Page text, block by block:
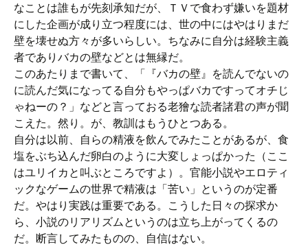
なことは誰もが先刻承知だが、ＴＶで食わず嫌いを題材
にした企画が成り立つ程度には、世の中にはやはりまだ
壁を壊せぬ方々が多いらしい。ちなみに自分は経験主義
者でありバカの壁などとは無縁だ。
このあたりまで書いて、「『バカの壁』を読んでないの
に読んだ気になってる自分もやっぱバカですってオチじ
ゃねーの？」などと言っておる老獪な読者諸君の声が聞
こえた。然り。が、教訓はもうひとつある。
自分は以前、自らの精液を飲んでみたことがあるが、食
塩をぶち込んだ卵白のように大変しょっぱかった（ここ
はユリイカと叫ぶところですよ）。官能小説やエロティ
ックなゲームの世界で精液は「苦い」というのが定番
だ。やはり実践は重要である。こうした日々の探求か
ら、小説のリアリズムというのは立ち上がってくるの
だ。断言してみたものの、自信はない。